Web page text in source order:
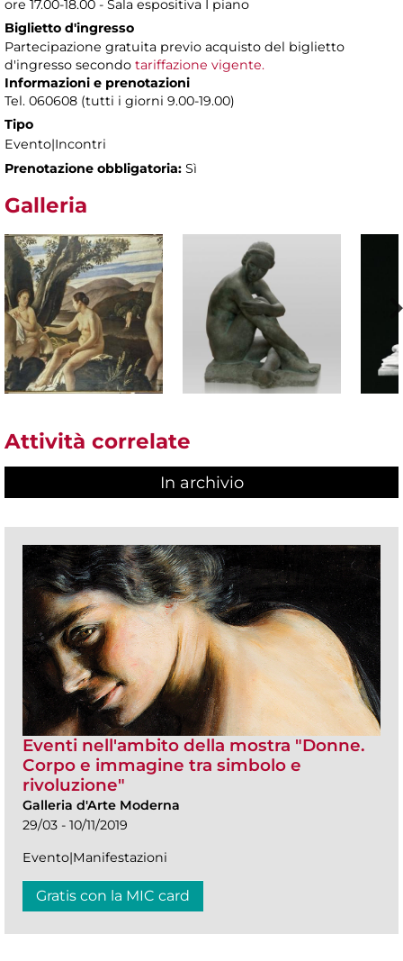
ore 17.00-18.00 - Sala espositiva I piano
Biglietto d'ingresso
Partecipazione gratuita previo acquisto del biglietto
d'ingresso secondo tariffazione vigente.
Informazioni e prenotazioni
Tel. 060608 (tutti i giorni 9.00-19.00)
Tipo
Evento|Incontri
Prenotazione obbligatoria: Sì
Galleria
Attività correlate
In archivio
Eventi nell'ambito della mostra "Donne.
Corpo e immagine tra simbolo e
rivoluzione"
Galleria d'Arte Moderna
29/03 - 10/11/2019
Evento|Manifestazioni
Gratis con la MIC card